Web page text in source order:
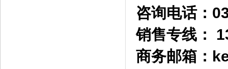
咨询电话：
销售专线：
商务邮箱：